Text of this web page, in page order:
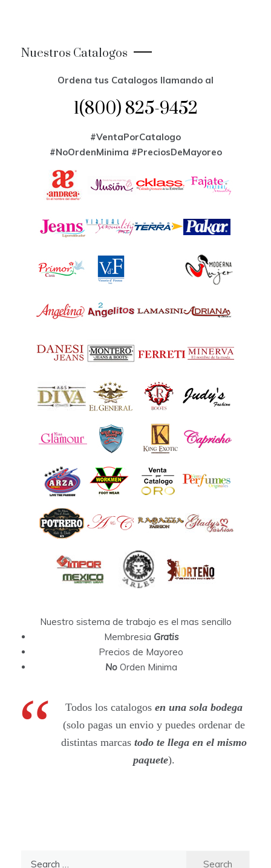
Nuestros Catalogos
Ordena tus Catalogos llamando al
1(800) 825-9452
#VentaPorCatalogo
#NoOrdenMinima #PreciosDeMayoreo
Nuestro sistema de trabajo es el mas sencillo
Membresia Gratis
Precios de Mayoreo
NoOrden Minima
Todos los catalogos en una sola bodega
(solo pagas un envio y puedes ordenar de
distintas marcastodo te llega en el mismo
paquete).